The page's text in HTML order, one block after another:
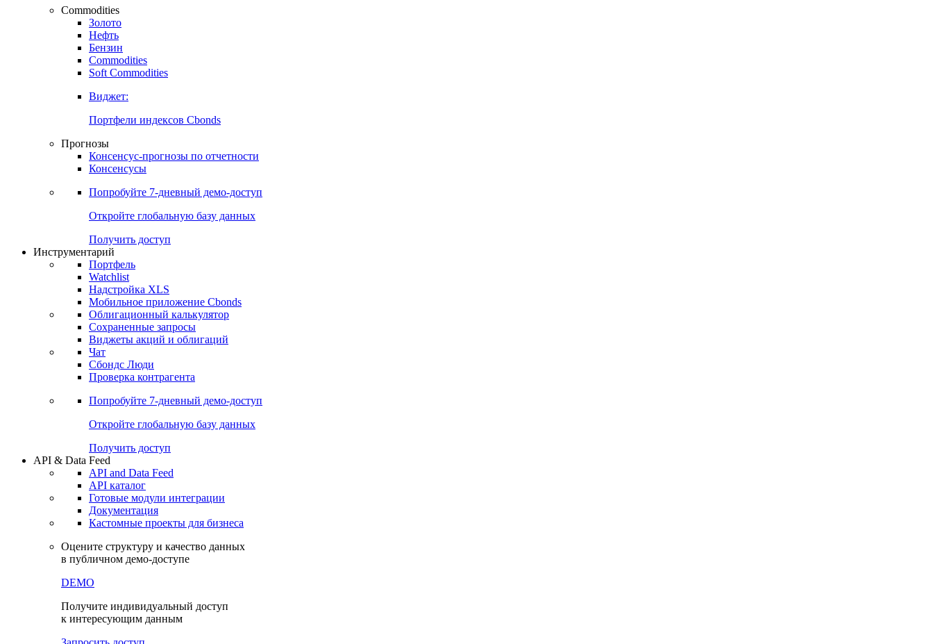
Commodities
Золото
Нефть
Бензин
Commodities
Soft Commodities
Виджет:
Портфели индексов Cbonds
Прогнозы
Консенсус-прогнозы по отчетности
Консенсусы
Попробуйте 7-дневный демо-доступ
Откройте глобальную базу данных
Получить доступ
Инструментарий
Портфель
Watchlist
Надстройка XLS
Мобильное приложение Cbonds
Облигационный калькулятор
Сохраненные запросы
Виджеты акций и облигаций
Чат
Сбондс Люди
Проверка контрагента
Попробуйте 7-дневный демо-доступ
Откройте глобальную базу данных
Получить доступ
API & Data Feed
API and Data Feed
API каталог
Готовые модули интеграции
Документация
Кастомные проекты для бизнеса
Оцените структуру и качество данных
в публичном демо-доступе
DEMO
Получите индивидуальный доступ
к интересующим данным